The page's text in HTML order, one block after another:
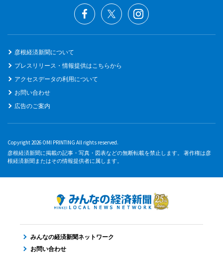
彦根経済新聞について
プレスリリース・情報提供はこちらから
アクセスデータの利用について
お問い合わせ
広告のご案内
Copyright 2026 OMI PRINTING All rights reserved.
彦根経済新聞に掲載の記事・写真・図表などの無断転載を禁止します。 著作権は彦
根経済新聞またはその情報提供者に属します。
みんなの経済新聞ネットワーク
お問い合わせ